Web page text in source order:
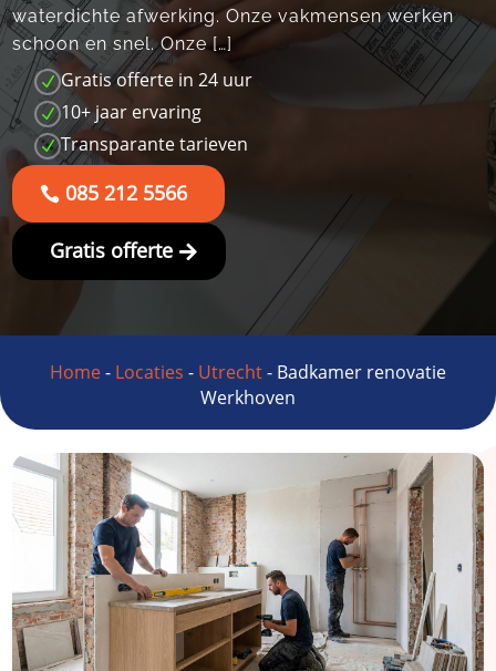
waterdichte afwerking.​ Onze vakmensen werken
schoon en snel.​ Onze […]
N Gratis offerte in 24 uur
N 10+ jaar ervaring
N Transparante tarieven
085 212 5566
Gratis offerte
Home- Locaties - Utrecht- Badkamer renovatie
Werkhoven